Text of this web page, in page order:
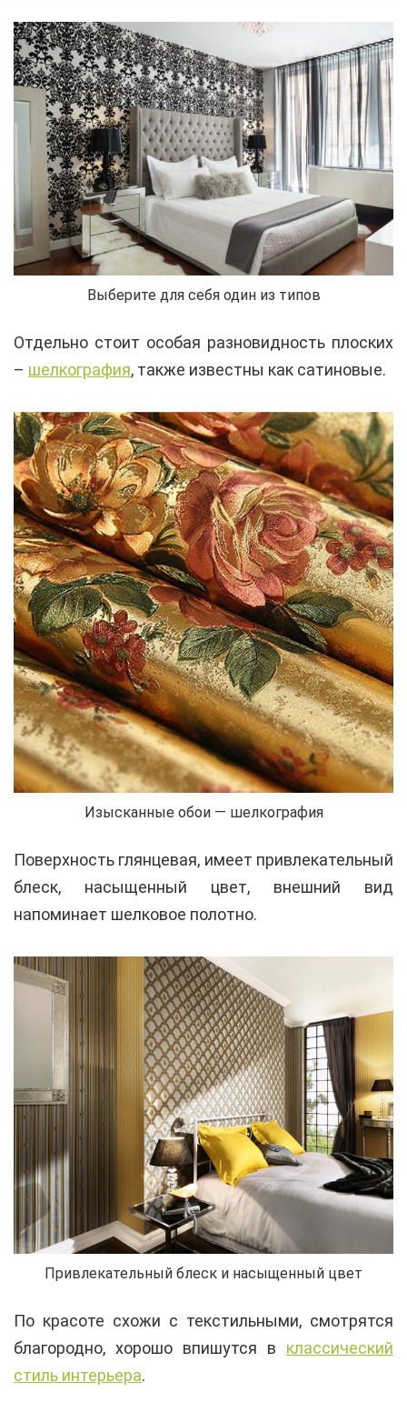
Выберите для себя один из типов
Отдельно стоит особая разновидность плоских
– шелкография, также известны как сатиновые.
Изысканные обои — шелкография
Поверхность глянцевая, имеет привлекательный
блеск, насыщенный цвет, внешний вид
напоминает шелковое полотно.
Привлекательный блеск и насыщенный цвет
По красоте схожи с текстильными, смотрятся
благородно, хорошо впишутся в классический
стиль интерьера.